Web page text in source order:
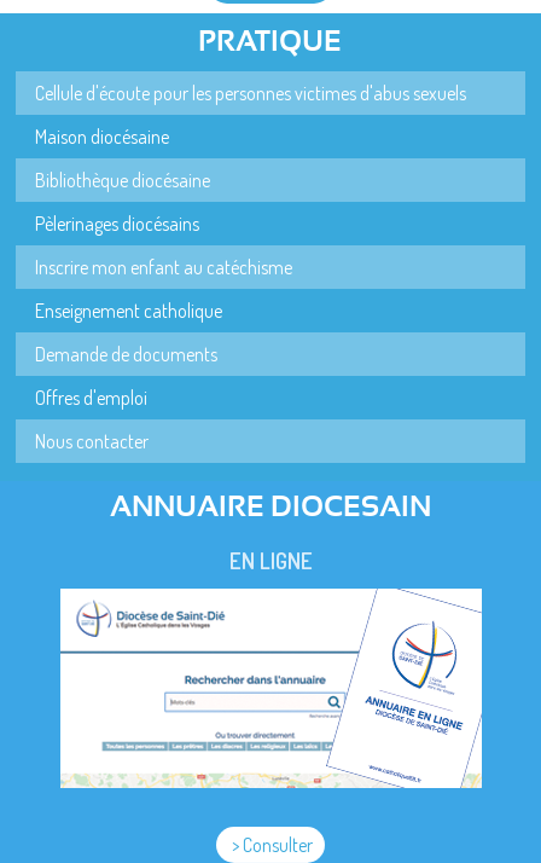
PRATIQUE
Cellule d'écoute pour les personnes victimes d'abus sexuels
Maison diocésaine
Bibliothèque diocésaine
Pèlerinages diocésains
Inscrire mon enfant au catéchisme
Enseignement catholique
Demande de documents
Offres d'emploi
Nous contacter
ANNUAIRE DIOCESAIN
EN LIGNE
> Consulter